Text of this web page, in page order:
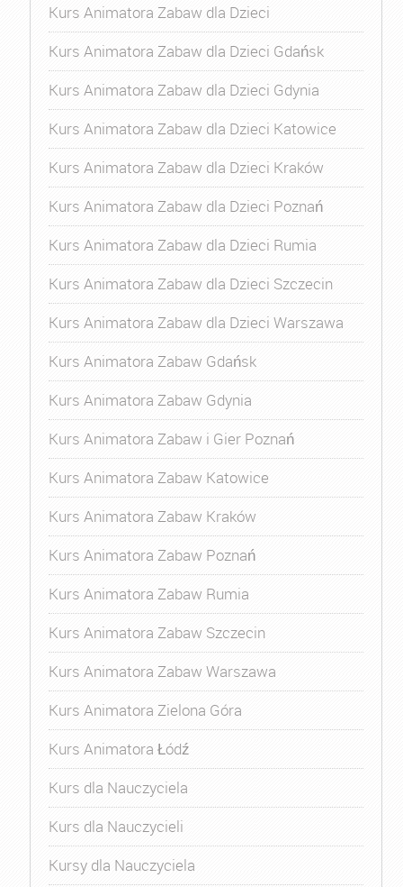
Kurs Animatora Zabaw dla Dzieci
Kurs Animatora Zabaw dla Dzieci Gdańsk
Kurs Animatora Zabaw dla Dzieci Gdynia
Kurs Animatora Zabaw dla Dzieci Katowice
Kurs Animatora Zabaw dla Dzieci Kraków
Kurs Animatora Zabaw dla Dzieci Poznań
Kurs Animatora Zabaw dla Dzieci Rumia
Kurs Animatora Zabaw dla Dzieci Szczecin
Kurs Animatora Zabaw dla Dzieci Warszawa
Kurs Animatora Zabaw Gdańsk
Kurs Animatora Zabaw Gdynia
Kurs Animatora Zabaw i Gier Poznań
Kurs Animatora Zabaw Katowice
Kurs Animatora Zabaw Kraków
Kurs Animatora Zabaw Poznań
Kurs Animatora Zabaw Rumia
Kurs Animatora Zabaw Szczecin
Kurs Animatora Zabaw Warszawa
Kurs Animatora Zielona Góra
Kurs Animatora Łódź
Kurs dla Nauczyciela
Kurs dla Nauczycieli
Kursy dla Nauczyciela